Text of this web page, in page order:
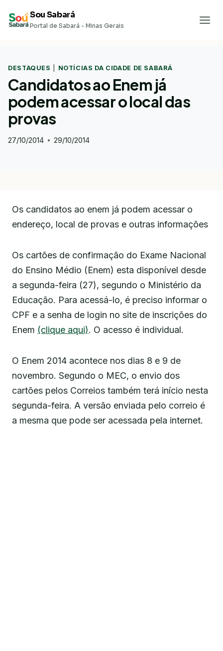
para
Sou Sabará
Portal de Sabará - Minas Gerais
DESTAQUES NOTÍCIAS DA CIDADE DE SABARÁ
Candidatos ao Enem já
podem acessar o local das
provas
27/10/2014 29/10/2014
Os candidatos ao enem já podem acessar o
endereço, local de provas e outras informações
Os cartões de confirmação do Exame Nacional
do Ensino Médio (Enem) esta disponível desde
a segunda-feira (27), segundo o Ministério da
Educação. Para acessá-lo, é preciso informar o
CPF e a senha de login no site de inscrições do
Enem (clique aqui). O acesso é individual.
O Enem 2014 acontece nos dias 8 e 9 de
novembro. Segundo o MEC, o envio dos
cartões pelos Correios também terá início nesta
segunda-feira. A versão enviada pelo correio é
a mesma que pode ser acessada pela internet.